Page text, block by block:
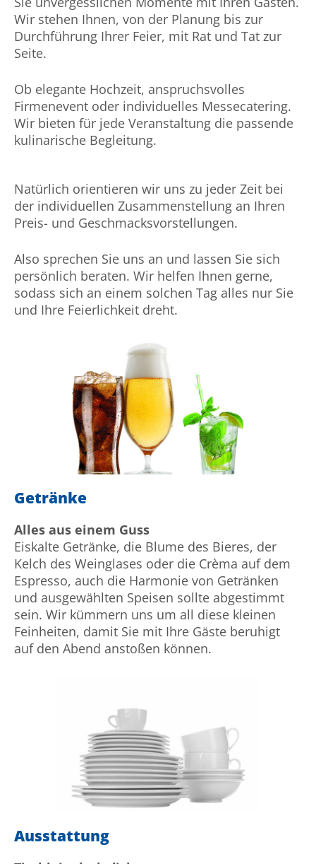
Wir stehen Ihnen, von der Planung bis zur
Durchführung Ihrer Feier, mit Rat und Tat zur
Seite.
Ob elegante Hochzeit, an­spruchs­volles
Firmenevent oder individuelles Messe­catering.
Wir bieten für jede Veran­staltung die passende
kulinarische Begleitung.
Natürlich orientieren wir uns zu jeder Zeit bei
der individuellen Zusam­menstellung an Ihren
Preis- und Geschmacks­vorstellungen.
Also sprechen Sie uns an und lassen Sie sich
persönlich beraten. Wir helfen Ihnen gerne,
sodass sich an einem solchen Tag alles nur Sie
und Ihre Feierlichkeit dreht.
Getränke
Alles aus einem Guss
Eiskalte Getränke, die Blume des Bieres, der
Kelch des Weinglases oder die Crèma auf dem
Espresso, auch die Harmonie von Getränken
und ausgewählten Speisen sollte abgestimmt
sein. Wir kümmern uns um all diese kleinen
Feinheiten, damit Sie mit Ihre Gäste beruhigt
auf den Abend anstoßen können.
Ausstattung